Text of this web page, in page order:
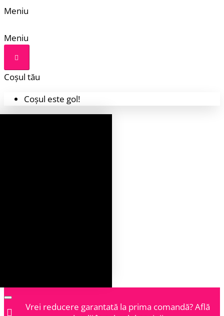
Meniu
Meniu
Coșul tău
Coșul este gol!
Vrei reducere garantată la prima comandă? Află